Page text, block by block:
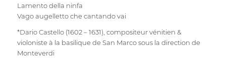
Lamento della ninfa
Vago augelletto che cantando vai
*Dario Castello (1602 – 1631), compositeur vénitien &
violoniste à la basilique de San Marco sous la direction de
Monteverdi